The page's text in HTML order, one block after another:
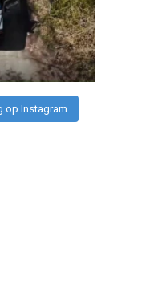
op Instagram